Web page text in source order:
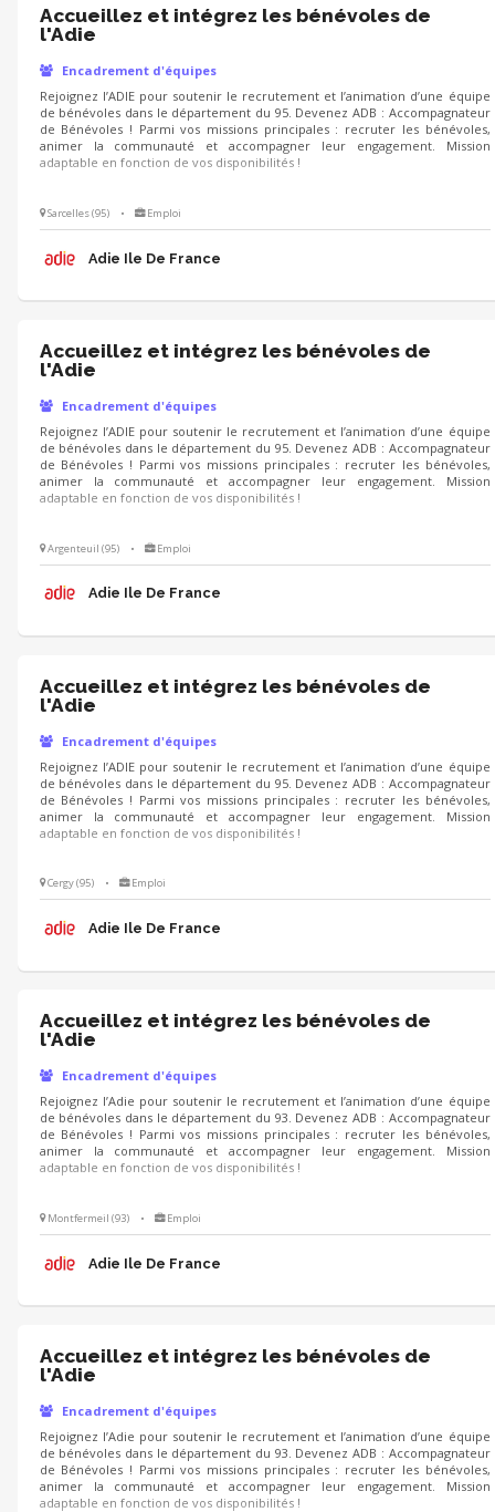
Accueillez et intégrez les bénévoles de
l'Adie
Encadrement d'équipes
Rejoignez l’ADIE pour soutenir le recrutement et l’animation d’une équipe
de bénévoles dans le département du 95. Devenez ADB : Accompagnateur
de Bénévoles ! Parmi vos missions principales : recruter les bénévoles,
animer la communauté et accompagner leur engagement. Mission
adaptable en fonction de vos disponibilités !
Sarcelles (95) • Emploi
Adie Ile De France
Accueillez et intégrez les bénévoles de
l'Adie
Encadrement d'équipes
Rejoignez l’ADIE pour soutenir le recrutement et l’animation d’une équipe
de bénévoles dans le département du 95. Devenez ADB : Accompagnateur
de Bénévoles ! Parmi vos missions principales : recruter les bénévoles,
animer la communauté et accompagner leur engagement. Mission
adaptable en fonction de vos disponibilités !
Argenteuil (95) • Emploi
Adie Ile De France
Accueillez et intégrez les bénévoles de
l'Adie
Encadrement d'équipes
Rejoignez l’ADIE pour soutenir le recrutement et l’animation d’une équipe
de bénévoles dans le département du 95. Devenez ADB : Accompagnateur
de Bénévoles ! Parmi vos missions principales : recruter les bénévoles,
animer la communauté et accompagner leur engagement. Mission
adaptable en fonction de vos disponibilités !
Cergy (95) • Emploi
Adie Ile De France
Accueillez et intégrez les bénévoles de
l'Adie
Encadrement d'équipes
Rejoignez l’Adie pour soutenir le recrutement et l’animation d’une équipe
de bénévoles dans le département du 93. Devenez ADB : Accompagnateur
de Bénévoles ! Parmi vos missions principales : recruter les bénévoles,
animer la communauté et accompagner leur engagement. Mission
adaptable en fonction de vos disponibilités !
Montfermeil (93) • Emploi
Adie Ile De France
Accueillez et intégrez les bénévoles de
l'Adie
Encadrement d'équipes
Rejoignez l’Adie pour soutenir le recrutement et l’animation d’une équipe
de bénévoles dans le département du 93. Devenez ADB : Accompagnateur
de Bénévoles ! Parmi vos missions principales : recruter les bénévoles,
animer la communauté et accompagner leur engagement. Mission
adaptable en fonction de vos disponibilités !